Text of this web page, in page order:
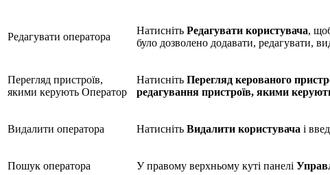
Редагувати оператора
Натисніть Редагувати користувача,
було дозволено додавати, редагувати,
Перегляд пристроїв,
якими керують Оператор
Натисніть Перегляд керованого
редагування пристроїв, якими
Видалити оператора Натисніть Видалити користувача і
Пошук оператора У правому верхньому куті панелі